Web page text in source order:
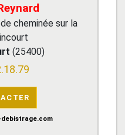
cheminée sur la
(25400)
debistrage.com